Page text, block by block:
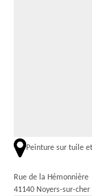
Peinture sur tuile
Rue de la Hémonnière
41140 Noyers-sur-cher